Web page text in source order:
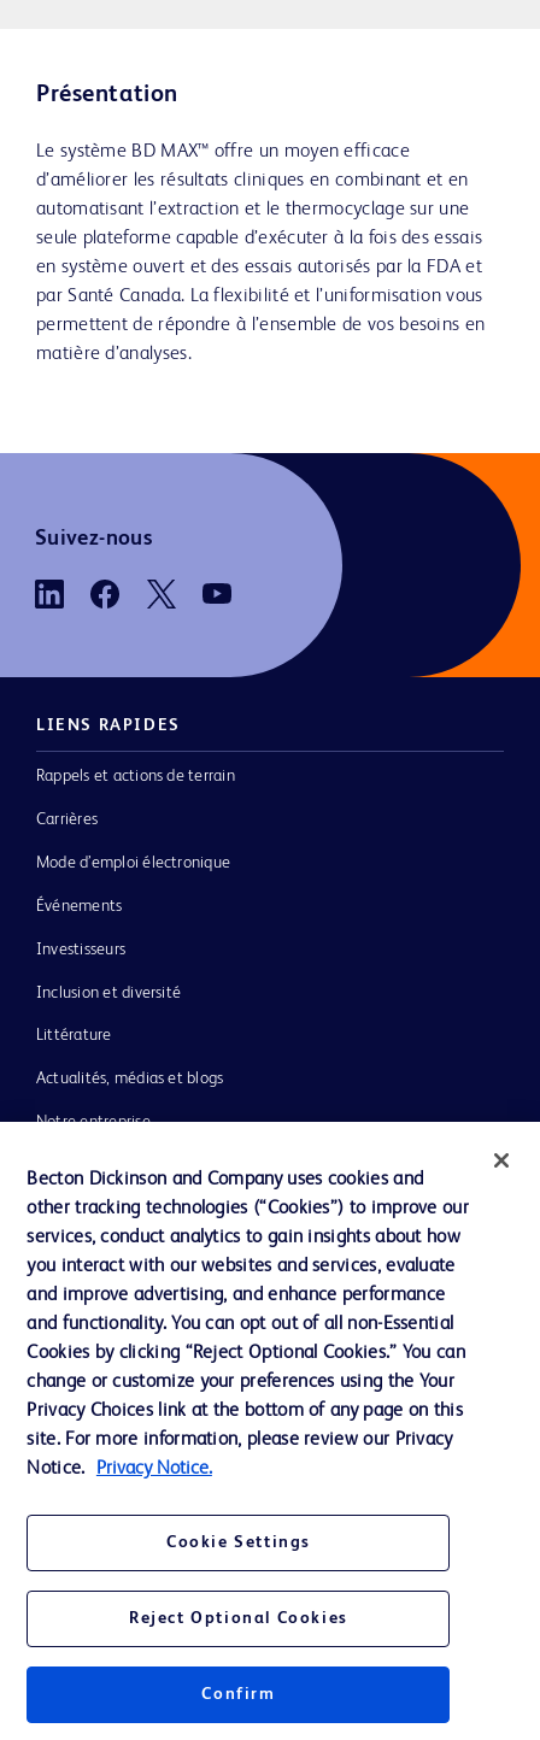
Présentation
Le système BD MAX™ offre un moyen efficace
d’améliorer les résultats cliniques en combinant et en
automatisant l’extraction et le thermocyclage sur une
seule plateforme capable d’exécuter à la fois des essais
en système ouvert et des essais autorisés par la FDA et
par Santé Canada. La flexibilité et l’uniformisation vous
permettent de répondre à l’ensemble de vos besoins en
matière d’analyses.
Suivez-nous
LIENS RAPIDES
Rappels et actions de terrain
Carrières
Mode d’emploi électronique
Événements
Investisseurs
Inclusion et diversité
Littérature
Actualités, médias et blogs
Notre entreprise
Assistance
Nous contacter
Préférences en matière de cookies
Confidentialité
Conditions d’utilisation
Accessibilité du site Web
© 2026 BD. Tous droits réservés. BD et le logo de BD sont des marques
commerciales de Becton, Dickinson and Company. Toutes les autres
marques appartiennent à leurs propriétaires respectifs.
Becton Dickinson and Company uses cookies and
other tracking technologies (“Cookies”) to improve our
services, conduct analytics to gain insights about how
you interact with our websites and services, evaluate
and improve advertising, and enhance performance
and functionality. You can opt out of all non-Essential
Cookies by clicking “Reject Optional Cookies.” You can
change or customize your preferences using the Your
Privacy Choices link at the bottom of any page on this
site. For more information, please review our Privacy
Notice.
Privacy Notice.
Cookie Settings
Reject Optional Cookies
Confirm